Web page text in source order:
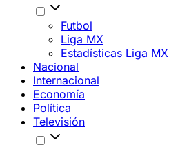
Futbol
Liga MX
Estadísticas Liga MX
Nacional
Internacional
Economía
Política
Televisión